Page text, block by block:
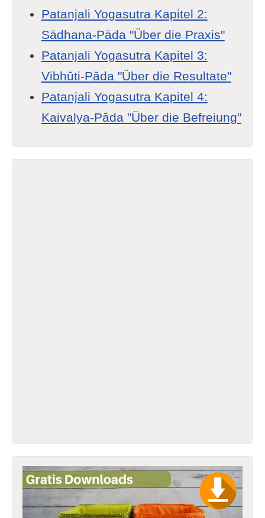
Patanjali Yogasutra Kapitel 2:
Sādhana-Pāda "Über die Praxis"
Patanjali Yogasutra Kapitel 3:
Vibhūti-Pāda "Über die Resultate"
Patanjali Yogasutra Kapitel 4:
Kaivalya-Pāda "Über die Befreiung"